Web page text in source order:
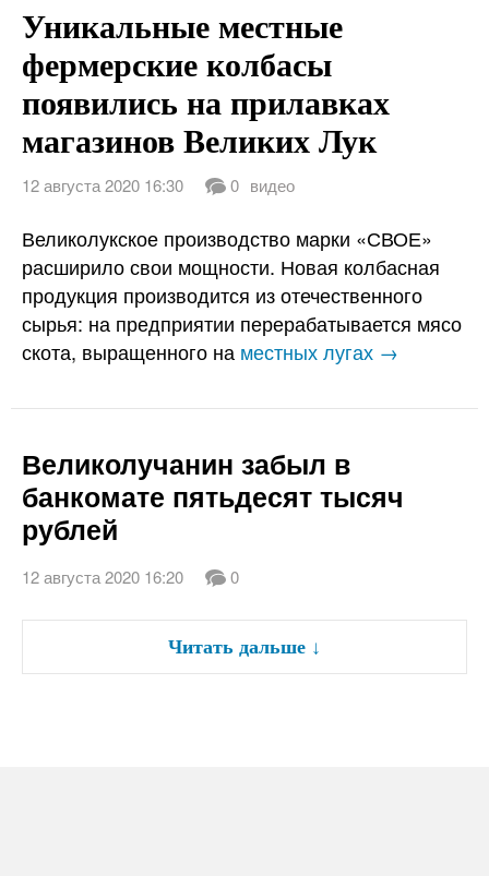
Уникальные местные
фермерские колбасы
появились на прилавках
магазинов Великих Лук
12 августа 2020 16:30 0 видео
Великолукское производство марки «СВОЕ»
расширило свои мощности. Новая колбасная
продукция производится из отечественного
сырья: на предприятии перерабатывается мясо
скота, выращенного на местных лугах →
Великолучанин забыл в
банкомате пятьдесят тысяч
рублей
12 августа 2020 16:20 0
Читать дальше ↓